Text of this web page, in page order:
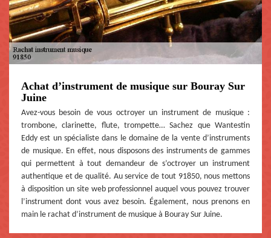
Achat d’instrument de musique sur Bouray Sur
Juine
Avez-vous besoin de vous octroyer un instrument de musique :
trombone, clarinette, flute, trompette… Sachez que Wantestin
Eddy est un spécialiste dans le domaine de la vente d’instruments
de musique. En effet, nous disposons des instruments de gammes
qui permettent à tout demandeur de s’octroyer un instrument
authentique et de qualité. Au service de tout 91850, nous mettons
à disposition un site web professionnel auquel vous pouvez trouver
l’instrument dont vous avez besoin. Également, nous prenons en
main le rachat d’instrument de musique à Bouray Sur Juine.